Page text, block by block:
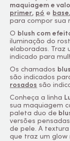
maquiagem e
primer, pó e base
para compor sua
O blush com
iluminação do
elaboradas. Traz
indicado para
Os chamados
são indicados
rosados são
Conheça a linha
sua maquiagem
paleta duo de
versões
de pele. A
que traz umglow